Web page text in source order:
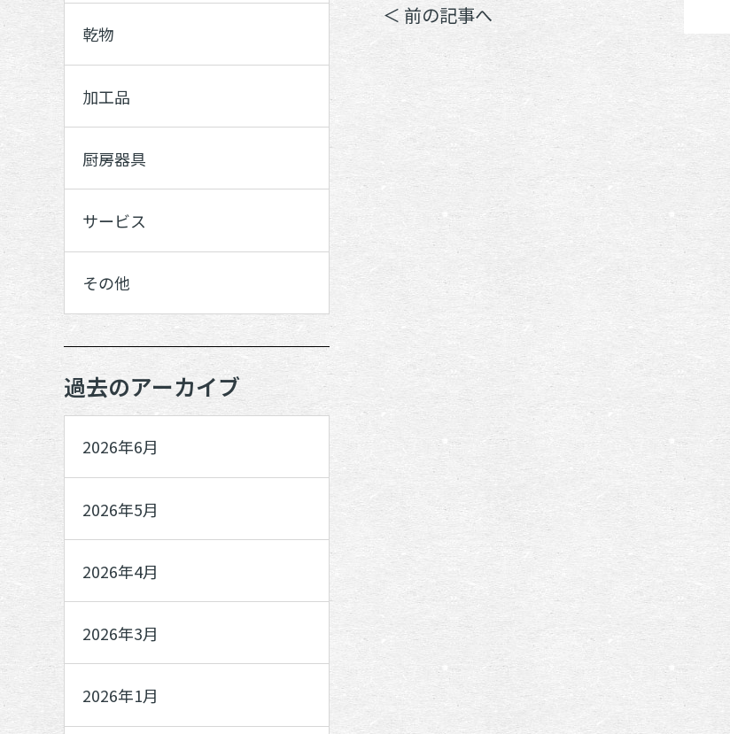
＜ 前の記事へ
乾物
加工品
厨房器具
サービス
その他
過去のアーカイブ
2026年6月
2026年5月
2026年4月
2026年3月
2026年1月